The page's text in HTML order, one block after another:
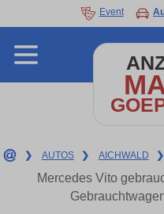
Event
❯ AUTOS ❯ AICHWALD ❯
Mercedes Vito